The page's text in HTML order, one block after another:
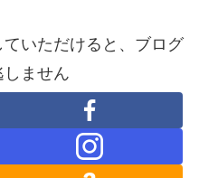
いただけると、ブログ
しません